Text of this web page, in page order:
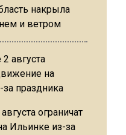
накрыла
и ветром
ограничат
Ильинке из-за